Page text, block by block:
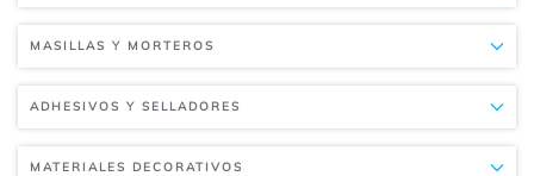
MASILLAS Y MORTEROS
ADHESIVOS Y SELLADORES
MATERIALES DECORATIVOS